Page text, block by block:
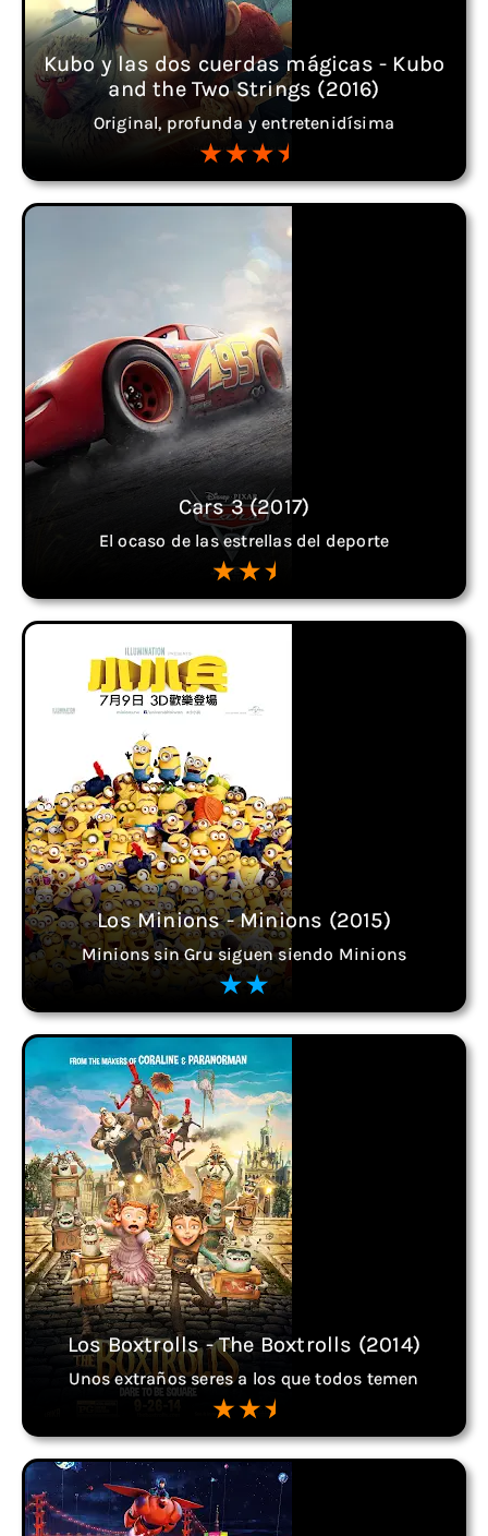
Kubo y las dos cuerdas mágicas - Kubo
and the Two Strings (2016)
Original, profunda y entretenidísima
Cars 3 (2017)
El ocaso de las estrellas del deporte
Los Minions - Minions (2015)
Minions sin Gru siguen siendo Minions
Los Boxtrolls - The Boxtrolls (2014)
Unos extraños seres a los que todos temen